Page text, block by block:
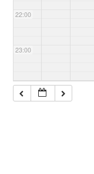
22:00
23:00